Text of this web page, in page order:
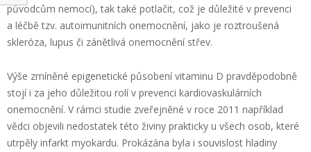
původcům nemocí), tak také potlačit, což je důležité v prevenci
a léčbě tzv. autoimunitních onemocnění, jako je roztroušená
skleróza, lupus či zánětlivá onemocnění střev.
Výše zmíněné epigenetické působení vitaminu D pravděpodobně
stojí i za jeho důležitou rolí v prevenci kardiovaskulárních
onemocnění. V rámci studie zveřejněné v roce 2011 například
vědci objevili nedostatek této živiny prakticky u všech osob, které
utrpěly infarkt myokardu. Prokázána byla i souvislost hladiny